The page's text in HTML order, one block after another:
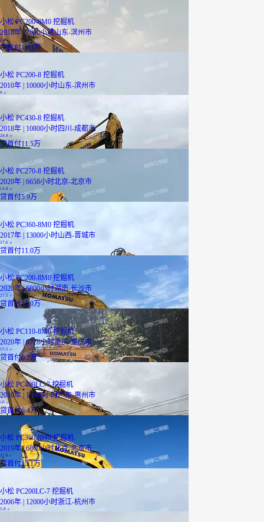
小松 PC200-8M0 挖掘机
2018年 | 7000小时山东-滨州市
25万
贷首付10.0万
小松 PC200-8 挖掘机
2010年 | 10000小时山东-滨州市
9 万
小松 PC430-8 挖掘机
2018年 | 10800小时四川-成都市
28.8
贷首付11.5万
小松 PC270-8 挖掘机
2020年 | 6658小时北京-北京市
14.8 万
贷首付5.9万
小松 PC360-8M0 挖掘机
2017年 | 13000小时山西-晋城市
27.6
贷首付11.0万
小松 PC200-8M0 挖掘机
2020年 | 6800小时湖南-长沙市
27.5 万
贷首付11.0万
小松 PC110-8M0 挖掘机
2020年 | 6728小时重庆-重庆市
15.5
贷首付6.2万
小松 PC400LC-7 挖掘机
2010年 | 11000小时广东-惠州市
16 万
贷首付6.4万
小松 PC360-8M0 挖掘机
2019年 | 6800小时北京-北京市
37.8
贷首付15.1万
小松 PC200LC-7 挖掘机
2006年 | 12000小时浙江-杭州市
5.8 万